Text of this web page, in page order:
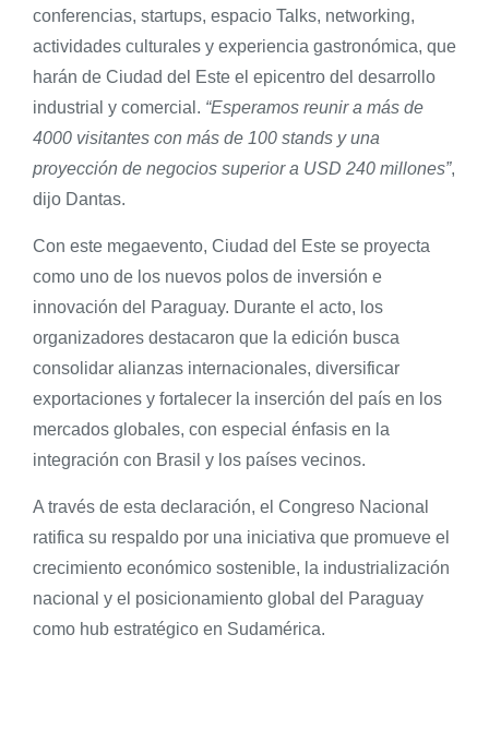
conferencias, startups, espacio Talks, networking,
actividades culturales y experiencia gastronómica, que
harán de Ciudad del Este el epicentro del desarrollo
industrial y comercial. “Esperamos reunir a más de
4000 visitantes con más de 100 stands y una
proyección de negocios superior a USD 240 millones”,
dijo Dantas.
Con este megaevento, Ciudad del Este se proyecta
como uno de los nuevos polos de inversión e
innovación del Paraguay. Durante el acto, los
organizadores destacaron que la edición busca
consolidar alianzas internacionales, diversificar
exportaciones y fortalecer la inserción del país en los
mercados globales, con especial énfasis en la
integración con Brasil y los países vecinos.
A través de esta declaración, el Congreso Nacional
ratifica su respaldo por una iniciativa que promueve el
crecimiento económico sostenible, la industrialización
nacional y el posicionamiento global del Paraguay
como hub estratégico en Sudamérica.